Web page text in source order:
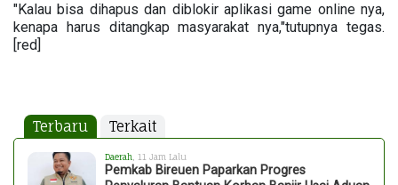
"Kalau bisa dihapus dan diblokir aplikasi game online nya,
kenapa harus ditangkap masyarakat nya,"tutupnya tegas.
[red]
Terbaru Terkait
Daerah , 11 Jam Lalu
Pemkab Bireuen Paparkan Progres